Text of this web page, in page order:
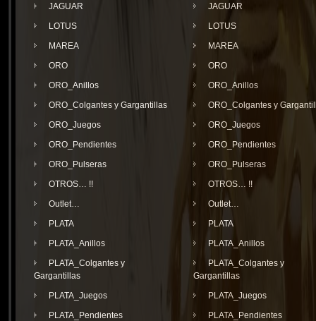
JAGUAR
LOTUS
MAREA
ORO
ORO_Anillos
ORO_Colgantes y Gargantillas
ORO_Juegos
ORO_Pendientes
ORO_Pulseras
OTROS… !!
Outlet…
PLATA
PLATA_Anillos
PLATA_Colgantes y
Gargantillas
PLATA_Juegos
PLATA_Pendientes
JAGUAR
LOTUS
MAREA
ORO
ORO_Anillos
ORO_Colgantes y
ORO_Juegos
ORO_Pendientes
ORO_Pulseras
OTROS… !!
Outlet…
PLATA
PLATA_Anillos
PLATA_Colgantes y
Gargantillas
PLATA_Juegos
PLATA_Pendientes